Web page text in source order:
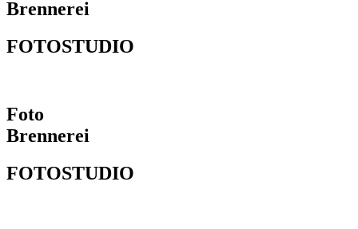
Brennerei
FOTOSTUDIO
Foto
Brennerei
FOTOSTUDIO